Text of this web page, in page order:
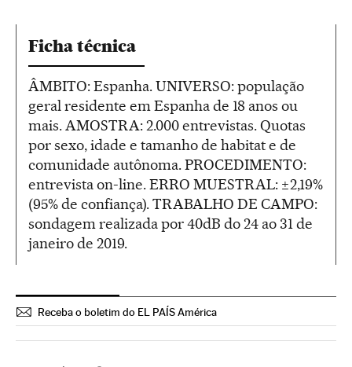
Ficha técnica
ÂMBITO: Espanha. UNIVERSO: população
geral residente em Espanha de 18 anos ou
mais. AMOSTRA: 2.000 entrevistas. Quotas
por sexo, idade e tamanho de habitat e de
comunidade autônoma. PROCEDIMENTO:
entrevista on-line. ERRO MUESTRAL: ± 2,19%
(95% de confiança). TRABALHO DE CAMPO:
sondagem realizada por 40dB do 24 ao 31 de
janeiro de 2019.
Receba o boletim do EL PAÍS América